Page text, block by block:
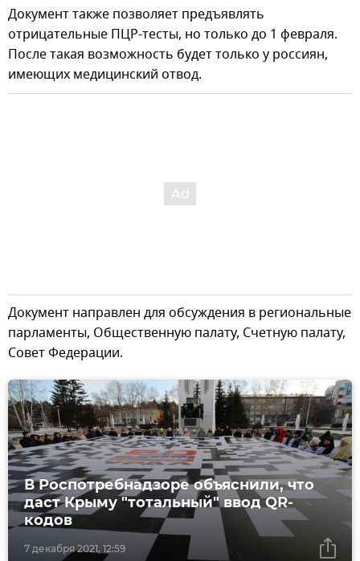
Документ также позволяет предъявлять
отрицательные ПЦР-тесты, но только до 1 февраля.
После такая возможность будет только у россиян,
имеющих медицинский отвод.
Документ направлен для обсуждения в региональные
парламенты, Общественную палату, Счетную палату,
Совет Федерации.
7 декабря 2021, 12:59
В Роспотребнадзоре объяснили, что
даст Крыму "тотальный" ввод QR-
кодов